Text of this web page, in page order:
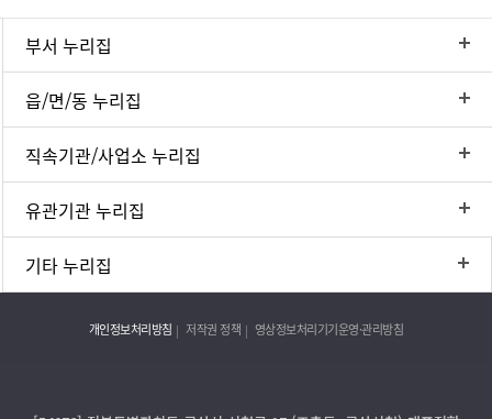
부서 누리집
읍/면/동 누리집
직속기관/사업소 누리집
유관기관 누리집
기타 누리집
개인정보처리방침 저작권 정책 영상정보처리기기운영·관리방침